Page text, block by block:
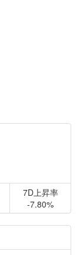
7D上昇率
-7.80%